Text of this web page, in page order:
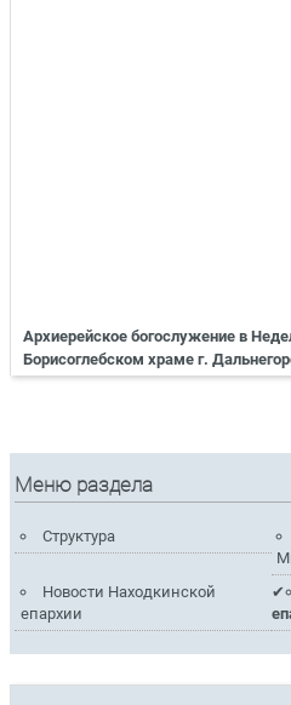
Архиерейское богослужение в
Борисоглебском храме г.
Меню раздела
Структура
Новости Находкинской
епархии